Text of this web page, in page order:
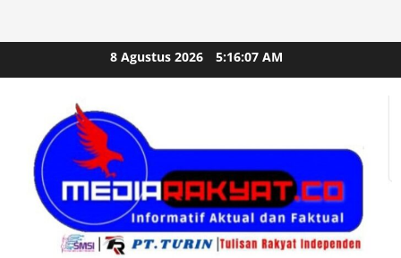
to
8 Agustus 2026 5:16:09 AM